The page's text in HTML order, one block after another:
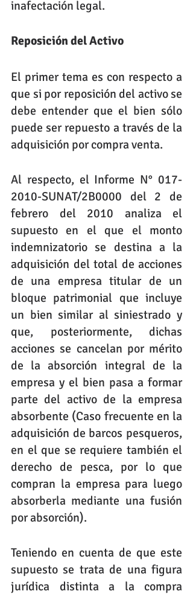
inafectación legal.
Reposición del Activo
El primer tema es con respecto a
que si por reposición del activo se
debe entender que el bien sólo
puede ser repuesto a través de la
adquisición por compra venta.
Al respecto, el Informe N° 017-
2010-SUNAT/2B0000 del 2 de
febrero del 2010 analiza el
supuesto en el que el monto
indemnizatorio se destina a la
adquisición del total de acciones
de una empresa titular de un
bloque patrimonial que incluye
un bien similar al siniestrado y
que, posteriormente, dichas
acciones se cancelan por mérito
de la absorción integral de la
empresa y el bien pasa a formar
parte del activo de la empresa
absorbente (Caso frecuente en la
adquisición de barcos pesqueros,
en el que se requiere también el
derecho de pesca, por lo que
compran la empresa para luego
absorberla mediante una fusión
por absorción).
Teniendo en cuenta de que este
supuesto se trata de una figura
jurídica distinta a la compra